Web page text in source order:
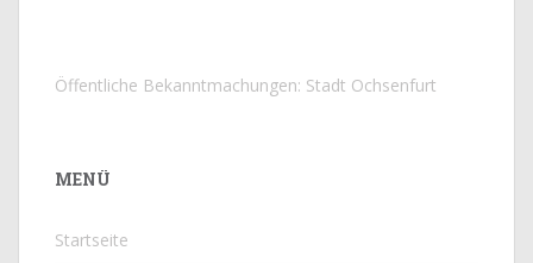
Öffentliche Bekanntmachungen: Stadt Ochsenfurt
MENÜ
Startseite